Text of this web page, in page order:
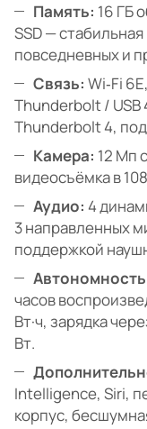
Память: 16 ГБ
SSD —
повседневных и
Связь: Wi‑Fi
Thunderbolt / USB
Thunderbolt 4,
Камера: 12 Мп
видеосъёмка в
Аудио: 4
3 направленных
поддержкой
часов
Вт·ч, зарядка
Вт.
Intelligence, Siri,
корпус,